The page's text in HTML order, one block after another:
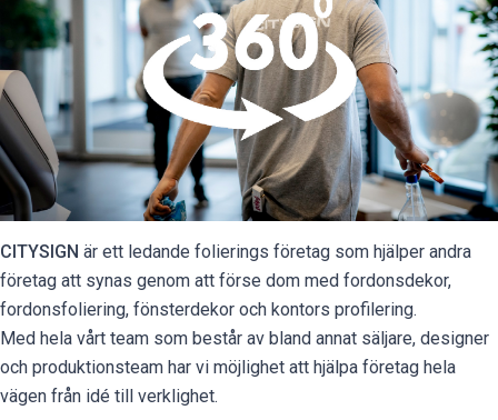
CITYSIGN är ett ledande folierings företag som hjälper andra
företag att synas genom att förse dom med fordonsdekor,
fordonsfoliering, fönsterdekor och kontors profilering.
Med hela vårt team som består av bland annat säljare, designer
och produktionsteam har vi möjlighet att hjälpa företag hela
vägen från idé till verklighet.